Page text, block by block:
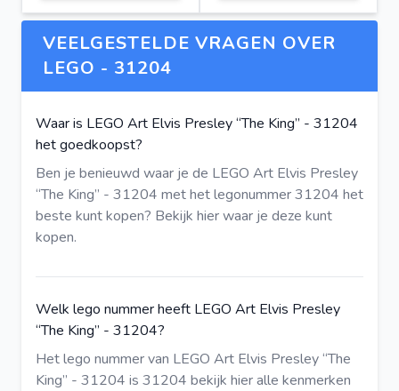
VEELGESTELDE VRAGEN OVER
LEGO - 31204
Waar is LEGO Art Elvis Presley “The King” - 31204
het goedkoopst?
Ben je benieuwd waar je de LEGO Art Elvis Presley
“The King” - 31204 met het legonummer 31204 het
beste kunt kopen? Bekijk hierwaar je deze kunt
kopen.
Welk lego nummer heeft LEGO Art Elvis Presley
“The King” - 31204?
Het lego nummer van LEGO Art Elvis Presley “The
King” - 31204 is 31204 bekijk hieralle kenmerken